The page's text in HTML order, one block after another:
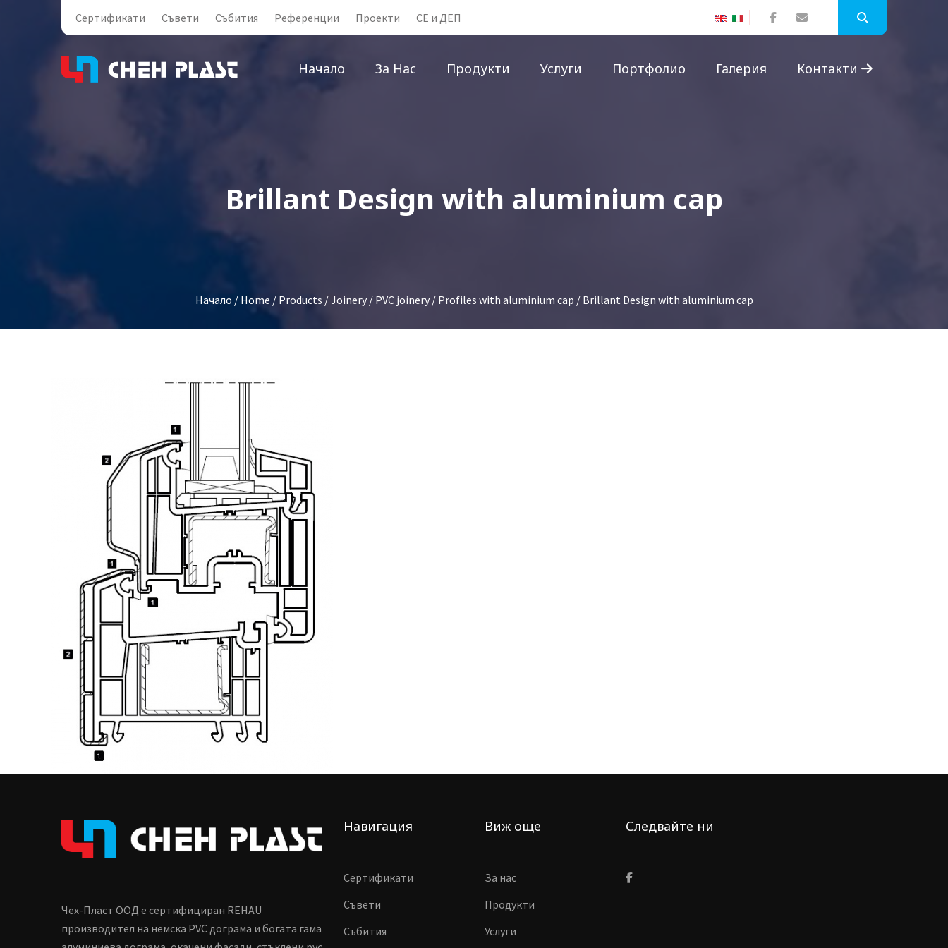
Сертификати Съвети Събития Референции Проекти CE и ДЕП
Начало За Нас Продукти Услуги Портфолио Галерия Контакти
Brillant Design with aluminium cap
Начало / Home / Products /Joinery/ PVC joinery/ Profiles with aluminium cap / Brillant Design with aluminium cap
Чех-Пласт ООД е сертифициран REHAU
производител на немска PVC дограма и богата гама
Навигация
Сертификати
Съвети
Събития
Виж още
За нас
Продукти
Услуги
Следвайте ни